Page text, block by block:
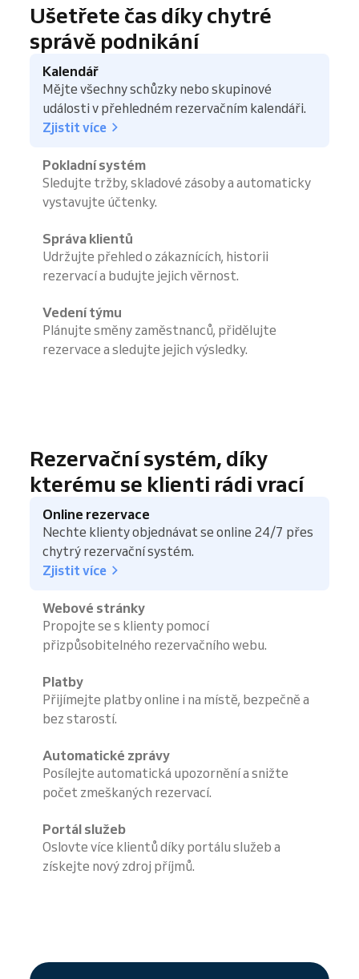
Ušetřete čas díky chytré
správě podnikání
Kalendář
Mějte všechny schůzky nebo skupinové
události v přehledném rezervačním kalendáři.
Zjistit více
Pokladní systém
Sledujte tržby, skladové zásoby a automaticky
vystavujte účtenky.
Správa klientů
Udržujte přehled o zákaznících, historii
rezervací a budujte jejich věrnost.
Vedení týmu
Plánujte směny zaměstnanců, přidělujte
rezervace a sledujte jejich výsledky.
Rezervační systém, díky
kterému se klienti rádi vrací
Online rezervace
Nechte klienty objednávat se online 24/7 přes
chytrý rezervační systém.
Zjistit více
Webové stránky
Propojte se s klienty pomocí
přizpůsobitelného rezervačního webu.
Platby
Přijímejte platby online i na místě, bezpečně a
bez starostí.
Automatické zprávy
Posílejte automatická upozornění a snižte
počet zmeškaných rezervací.
Portál služeb
Oslovte více klientů díky portálu služeb a
získejte nový zdroj příjmů.